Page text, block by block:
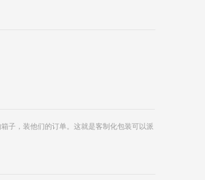
子，装他们的订单。这就是客制化包装可以派